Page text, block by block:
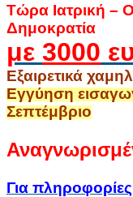
Τώρα Ιατρική –
Δημοκρατία
με 3000
Εξαιρετικά
Εγγύηση
Σεπτέμβριο
Για